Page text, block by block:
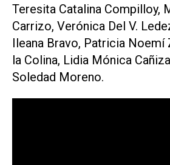
Teresita Catalina Compilloy,
Carrizo, Verónica Del V.
Ileana Bravo, Patricia Noemí
la Colina, Lidia Mónica
Soledad Moreno.